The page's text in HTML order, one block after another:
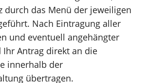
durch das Menü der jeweiligen
Nach Eintragung aller
und eventuell angehängter
Ihr Antrag direkt an die
innerhalb der
übertragen.